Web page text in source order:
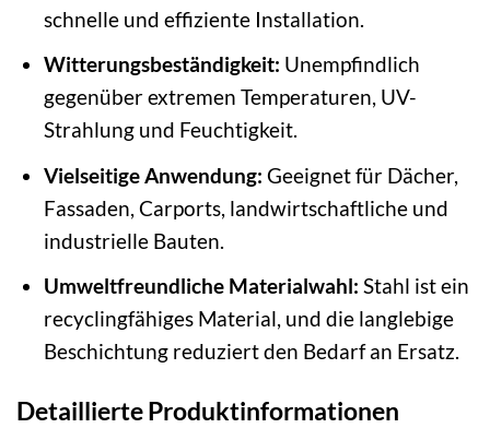
schnelle und effiziente Installation.
Witterungsbeständigkeit: Unempfindlich
gegenüber extremen Temperaturen, UV-
Strahlung und Feuchtigkeit.
Vielseitige Anwendung: Geeignet für Dächer,
Fassaden, Carports, landwirtschaftliche und
industrielle Bauten.
Umweltfreundliche Materialwahl: Stahl ist ein
recyclingfähiges Material, und die langlebige
Beschichtung reduziert den Bedarf an Ersatz.
Detaillierte Produktinformationen